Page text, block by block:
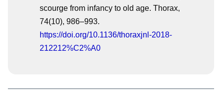
scourge from infancy to old age. Thorax,
74(10), 986–993.
https://doi.org/10.1136/thoraxjnl-2018-
212212%C2%A0